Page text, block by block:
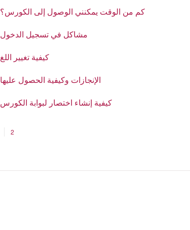
كم من الوقت يمكنني الوصول إلى الكورس؟
مشاكل في تسجيل الدخول
كيفية تغيير اللغ
الإنجازات وكيفية الحصول عليها
كيفية إنشاء اختصار لبوابة الكورس
2